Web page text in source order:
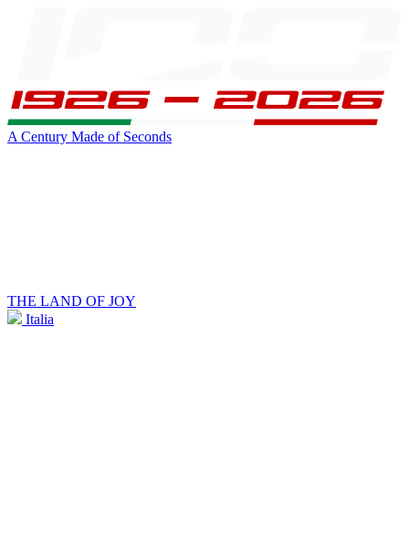
A Century Made of Seconds
THE LAND OF JOY
Italia